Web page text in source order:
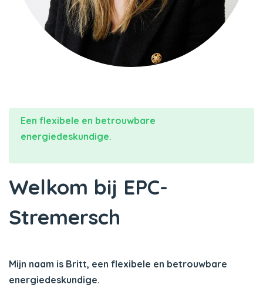
Een flexibele en betrouwbare
energiedeskundige.
Welkom bij EPC-
Stremersch
Mijn naam is Britt, een flexibele en betrouwbare
energiedeskundige.